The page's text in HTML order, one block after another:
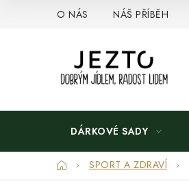
O NÁS NÁŠ PŘÍBĚH
DÁRKOVÉ SADY
DomůSPORT A ZDRAVÍ